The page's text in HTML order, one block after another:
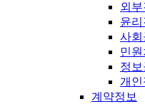
외
윤
사회
민
정
개인
계약정보